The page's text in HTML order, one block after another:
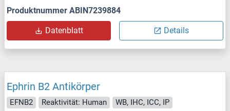
Produktnummer ABIN7239884
Datenblatt Details
Ephrin B2 Antikörper
EFNB2 Reaktivität: Human
WB, IHC, ICC, IP